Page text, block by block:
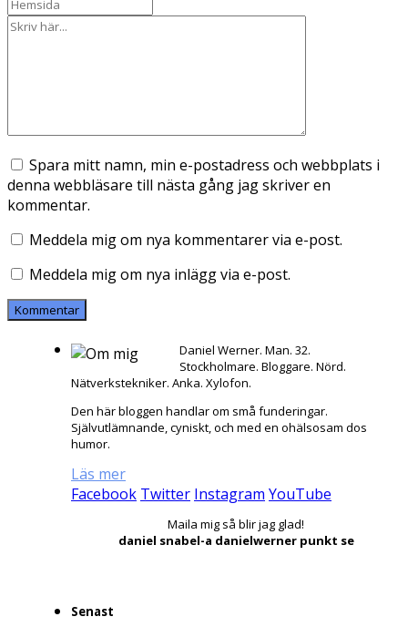
Spara mitt namn, min e-postadress och webbplats i
denna webbläsare till nästa gång jag skriver en
kommentar.
Meddela mig om nya kommentarer via e-post.
Meddela mig om nya inlägg via e-post.
Daniel Werner. Man. 32.
Stockholmare. Bloggare. Nörd.
Nätverkstekniker. Anka. Xylofon.
Den här bloggen handlar om små funderingar.
Självutlämnande, cyniskt, och med en ohälsosam dos
humor.
Läs mer
Facebook Twitter Instagram YouTube
Maila mig så blir jag glad!
daniel snabel-a danielwerner punkt se
Senast